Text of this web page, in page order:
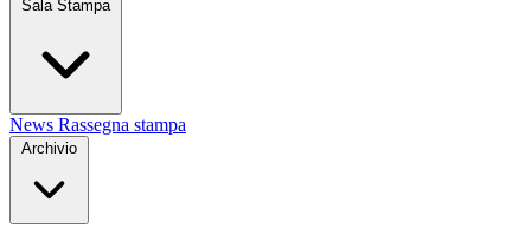
Sala Stampa
News Rassegna stampa
Archivio